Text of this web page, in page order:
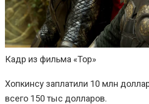
Кадр из фильма «Тор»
Хопкинсу заплатили 10 млн
всего 150 тыс долларов.